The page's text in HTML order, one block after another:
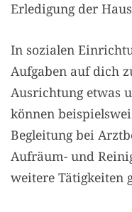
Erledigung der
In sozialen
Aufgaben auf dich
Ausrichtung etwas
können
Begleitung bei
Aufräum- und
weitere Tätigkeiten